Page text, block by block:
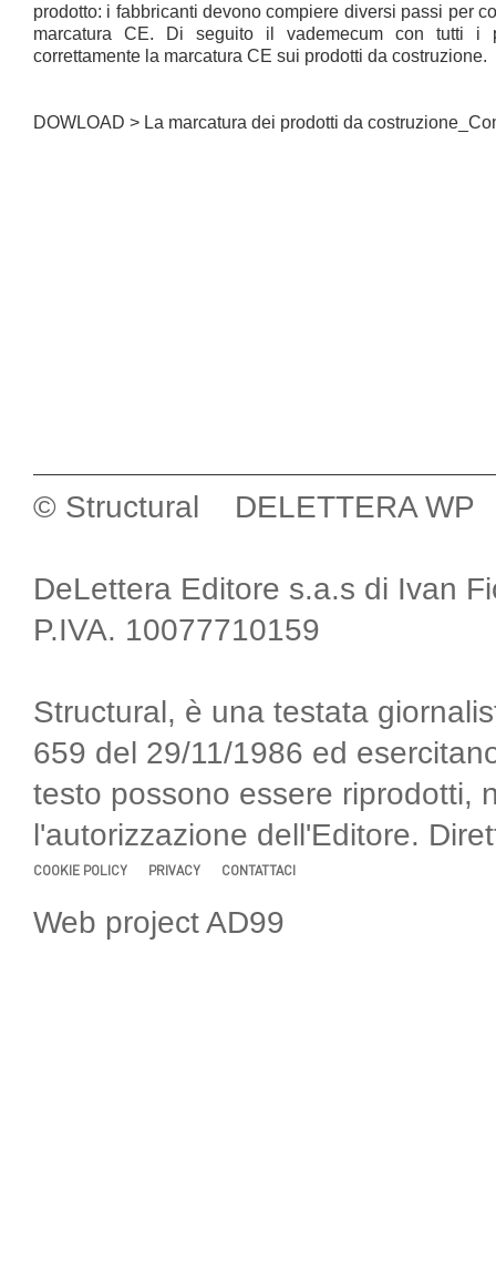
prodotto: i fabbricanti devono compiere diversi passi per
marcatura CE. Di seguito il vademecum con tutti i
correttamente la marcatura CE sui prodotti da costruzione.
DOWLOAD > La marcatura dei prodotti da
© Structural DELETTERA WP
DeLettera Editore s.a.s di Ivan
P.IVA. 10077710159
Structural, è una testata
659 del 29/11/1986 ed
testo possono essere riprodotti,
l'autorizzazione dell'Editore.
COOKIE POLICY PRIVACY CONTATTACI
Web project AD99